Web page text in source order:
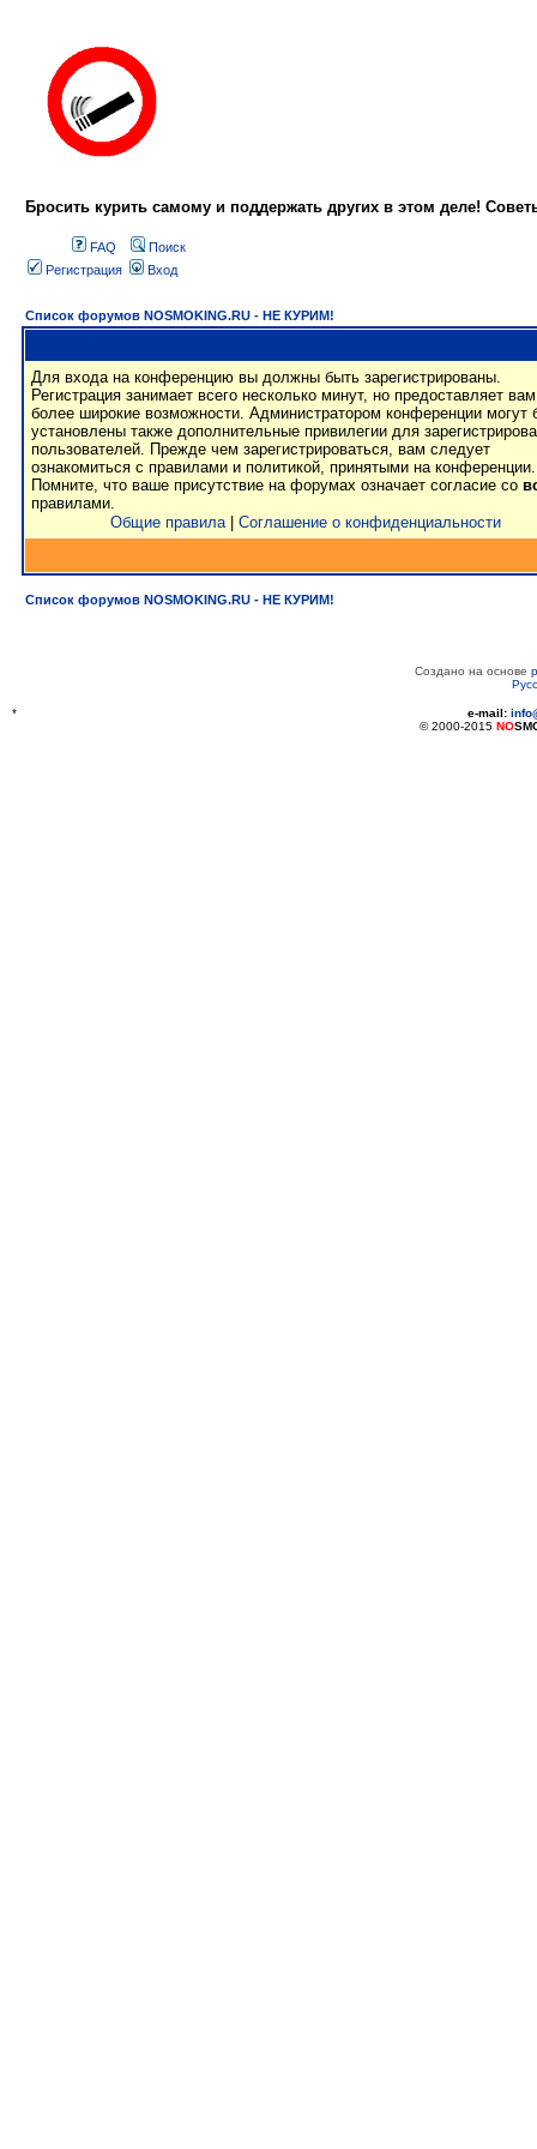
Бросить курить самому и поддержать других в этом деле!
FAQ
Поиск
Регистрация
Вход
Список форумов NOSMOKING.RU - НЕ КУРИМ!
Для входа на конференцию вы должны быть зарегистрированы.
Регистрация занимает всего несколько минут, но предоставляет вам
более широкие возможности. Администратором конференции могут
установлены также дополнительные привилегии для
пользователей. Прежде чем зарегистрироваться, вам следует
ознакомиться с правилами и политикой, принятыми на конференции.
Помните, что ваше присутствие на форумах означает согласие со
правилами.
Общие правила| Соглашение о конфиденциальности
Список форумов NOSMOKING.RU - НЕ КУРИМ!
Создано на основе
* e-mail:
© 2000-2015 NO